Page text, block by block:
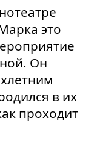
это
Он
в их
проходит